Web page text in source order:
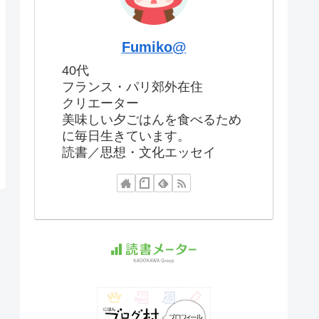
Fumiko@
40代
フランス・パリ郊外在住
クリエーター
美味しい夕ごはんを食べるため
に毎日生きています。
読書／思想・文化エッセイ